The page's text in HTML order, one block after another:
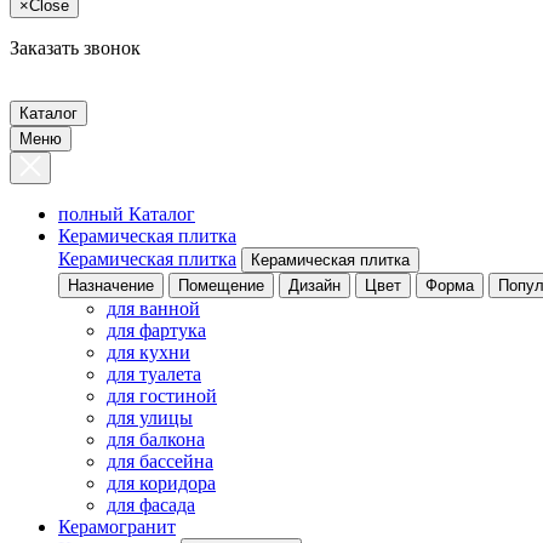
×Close
Заказать звонок
Каталог
Меню
полный Каталог
Керамическая плитка
Керамическая плитка
Керамическая плитка
Назначение
Помещение Дизайн Цвет Форма
для ванной
для фартука
для кухни
для туалета
для гостиной
для улицы
для балкона
для бассейна
для коридора
для фасада
Керамогранит